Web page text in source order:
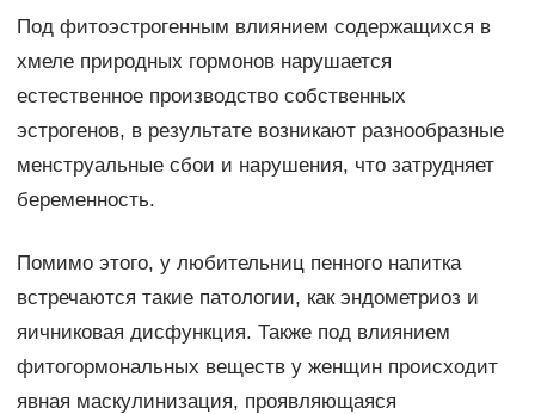
Под фитоэстрогенным влиянием содержащихся в
хмеле природных гормонов нарушается
естественное производство собственных
эстрогенов, в результате возникают разнообразные
менструальные сбои и нарушения, что затрудняет
беременность.
Помимо этого, у любительниц пенного напитка
встречаются такие патологии, как эндометриоз и
яичниковая дисфункция. Также под влиянием
фитогормональных веществ у женщин происходит
явная маскулинизация, проявляющаяся